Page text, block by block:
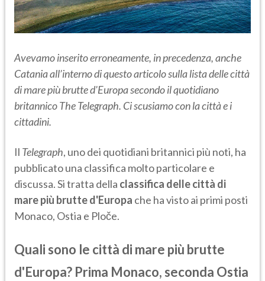
Avevamo inserito erroneamente, in precedenza, anche
Catania all’interno di questo articolo sulla lista delle città
di mare più brutte d'Europasecondo il quotidiano
britannico The Telegraph. Ci scusiamo con la città e i
cittadini.
Il Telegraph, uno dei quotidiani britannici più noti, ha
pubblicato una classifica molto particolare e
discussa. Si tratta della classifica delle città di
mare più brutte d'Europa che ha visto ai primi posti
Monaco, Ostia e Ploče.
Quali sono le città di mare più brutte
d'Europa? Prima Monaco, seconda Ostia